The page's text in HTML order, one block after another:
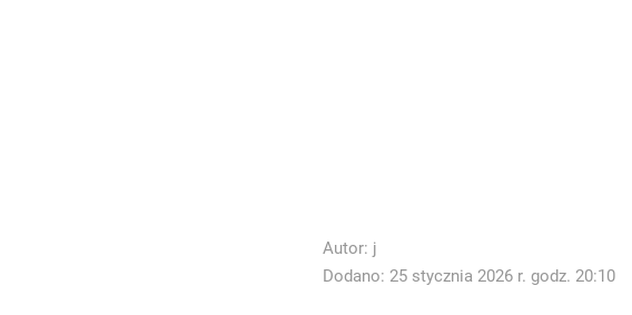
Autor: j
Dodano: 25 stycznia 2026 r. godz. 20:10